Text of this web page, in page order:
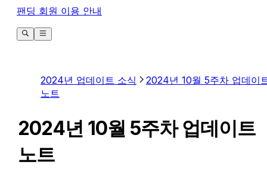
팬딩 회원 이용 안내
2024년 업데이트 소식
2024년 10월 5주차 업데이
노트
2024년 10월 5주차 업데이트
노트